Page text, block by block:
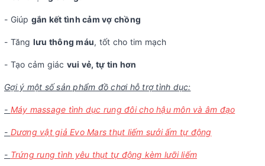
- Giúp gắn kết tình cảm vợ chồng
- Tăng lưu thông máu, tốt cho tim mạch
- Tạo cảm giác vui vẻ, tự tin hơn
Gợi ý một số sản phẩm đồ chơi hỗ trợ tình dục:
- Máy massage tình dục rung đôi cho hậu môn và âm đạo
- Dương vật giả Evo Mars thụt liếm sưởi ấm tự động
- Trứng rung tình yêu thụt tự động kèm lưỡi liếm